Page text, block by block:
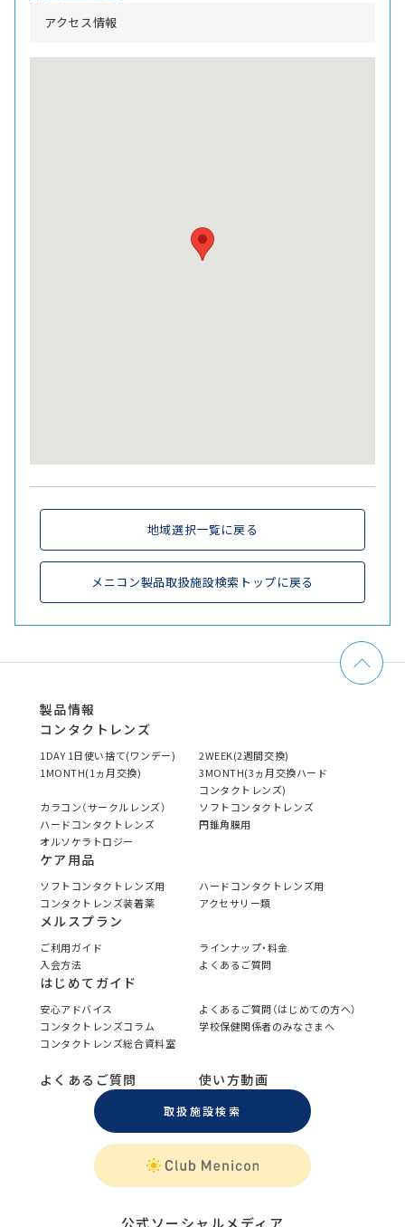
アクセス情報
地域選択一覧に戻る
メニコン製品取扱施設検索トップに戻る
製品情報
コンタクトレンズ
1DAY 1日使い捨て(ワンデー)
2WEEK(2週間交換)
1MONTH(1ヵ月交換)
3MONTH(3ヵ月交換ハード
コンタクトレンズ)
カラコン（サークルレンズ）
ソフトコンタクトレンズ
ハードコンタクトレンズ
円錐角膜用
オルソケラトロジー
ケア用品
ソフトコンタクトレンズ用
ハードコンタクトレンズ用
コンタクトレンズ装着薬
アクセサリー類
メルスプラン
ご利用ガイド
ラインナップ・料金
入会方法
よくあるご質問
はじめてガイド
安心アドバイス
よくあるご質問（はじめての方へ）
コンタクトレンズコラム
学校保健関係者のみなさまへ
コンタクトレンズ総合資料室
よくあるご質問 使い方動画
取扱施設検索
公式ソーシャルメディア